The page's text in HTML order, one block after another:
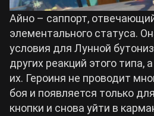
Айно – саппорт,
элементального статуса.
условия для Лунной
других реакций этого типа,
их. Героиня не проводит
боя и появляется только
кнопки и снова уйти в